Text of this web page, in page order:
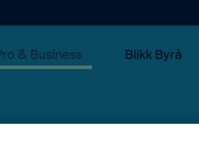
& Business Blikk Byrå